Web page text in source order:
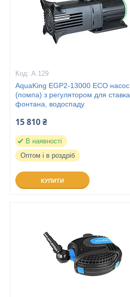
A.129
AquaKing EGP2-13000 ECO насос
(помпа) з регулятором для ставка,
фонтана, водоспаду
15 810 ₴
В наявності
Оптом і в роздріб
КУПИТИ